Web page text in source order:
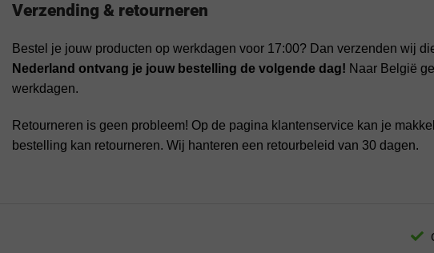
Verzending & retourneren
Bestel je jouw producten op werkdagen voor 17:00? Dan verzenden wij
Nederland ontvang je jouw bestelling de volgende dag! Naar België
werkdagen.
Retourneren is geen probleem! Op de pagina klantenservice kan je
bestelling kan retourneren. Wij hanteren een retourbeleid van 30 dagen.